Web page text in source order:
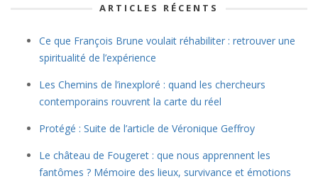
ARTICLES RÉCENTS
Ce que François Brune voulait réhabiliter : retrouver une
spiritualité de l’expérience
Les Chemins de l’inexploré : quand les chercheurs
contemporains rouvrent la carte du réel
Protégé : Suite de l’article de Véronique Geffroy
Le château de Fougeret : que nous apprennent les
fantômes ? Mémoire des lieux, survivance et émotions